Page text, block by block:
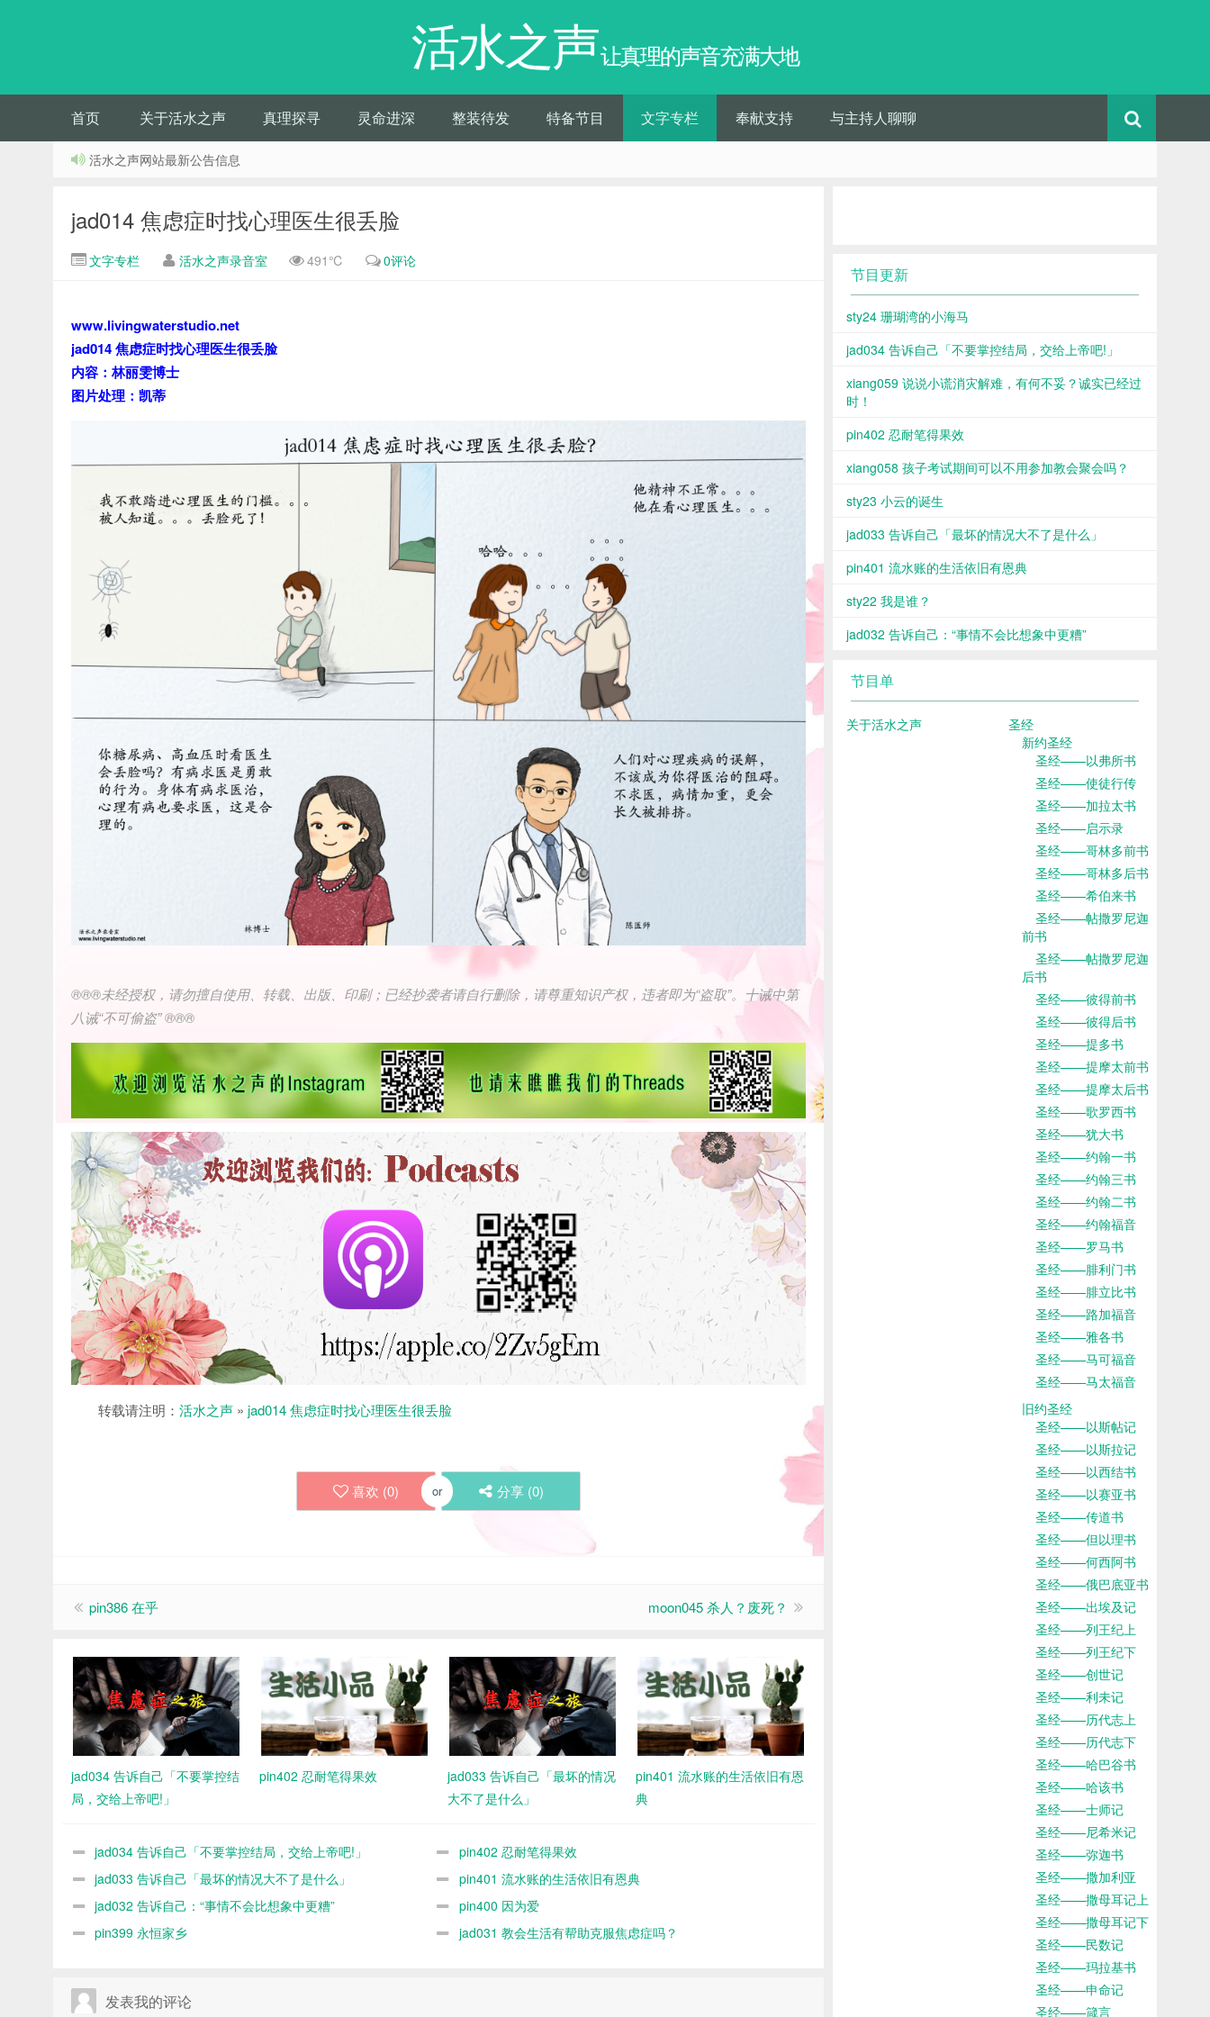
活水之声让真理的声音充满大地
首页 关于活水之声 真理探寻 灵命进深 整装待发 特备节目 文字专栏 奉献支持 与主持人聊聊
活水之声网站最新公告信息
jad014 焦虑症时找心理医生很丢脸
文字专栏 活水之声录音室 491℃ 0评论
www.livingwaterstudio.net
jad014 焦虑症时找心理医生很丢脸
内容：林丽雯博士
图片处理：凯蒂
®®®未经授权，请勿擅自使用、转载、出版、印刷；已经抄袭者请自行删除，请尊重知识产权，违者即为“盗取”。十诫中第
八诫“不可偷盗” ®®®
转载请注明： 活水之声 » jad014 焦虑症时找心理医生很丢脸
喜欢 (0) or 分享 (0)
pin386 在乎 moon045 杀人？废死？
jad034 告诉自己「不要掌控结
局，交给上帝吧!」
pin402 忍耐笔得果效
jad033 告诉自己「最坏的情况
大不了是什么」
pin401 流水账的生活依旧有恩
典
jad034 告诉自己「不要掌控结局，交给上帝吧!」
pin402 忍耐笔得果效
jad033 告诉自己「最坏的情况大不了是什么」
pin401 流水账的生活依旧有恩典
jad032 告诉自己：“事情不会比想象中更糟”
pin400 因为爱
pin399 永恒家乡
jad031 教会生活有帮助克服焦虑症吗？
发表我的评论
节目更新
sty24 珊瑚湾的小海马
jad034 告诉自己「不要掌控结局，交给上帝吧!」
xiang059 说说小谎消灾解难，有何不妥？诚实已经过
时！
pin402 忍耐笔得果效
xiang058 孩子考试期间可以不用参加教会聚会吗？
sty23 小云的诞生
jad033 告诉自己「最坏的情况大不了是什么」
pin401 流水账的生活依旧有恩典
sty22 我是谁？
jad032 告诉自己：“事情不会比想象中更糟”
节目单
关于活水之声
圣经
新约圣经
圣经——以弗所书
圣经——使徒行传
圣经——加拉太书
圣经——启示录
圣经——哥林多前书
圣经——哥林多后书
圣经——希伯来书
圣经——帖撒罗尼迦
前书
圣经——帖撒罗尼迦
后书
圣经——彼得前书
圣经——彼得后书
圣经——提多书
圣经——提摩太前书
圣经——提摩太后书
圣经——歌罗西书
圣经——犹大书
圣经——约翰一书
圣经——约翰三书
圣经——约翰二书
圣经——约翰福音
圣经——罗马书
圣经——腓利门书
圣经——腓立比书
圣经——路加福音
圣经——雅各书
圣经——马可福音
圣经——马太福音
旧约圣经
圣经——以斯帖记
圣经——以斯拉记
圣经——以西结书
圣经——以赛亚书
圣经——传道书
圣经——但以理书
圣经——何西阿书
圣经——俄巴底亚书
圣经——出埃及记
圣经——列王纪上
圣经——列王纪下
圣经——创世记
圣经——利未记
圣经——历代志上
圣经——历代志下
圣经——哈巴谷书
圣经——哈该书
圣经——士师记
圣经——尼希米记
圣经——弥迦书
圣经——撒加利亚
圣经——撒母耳记上
圣经——撒母耳记下
圣经——民数记
圣经——玛拉基书
圣经——申命记
圣经——箴言